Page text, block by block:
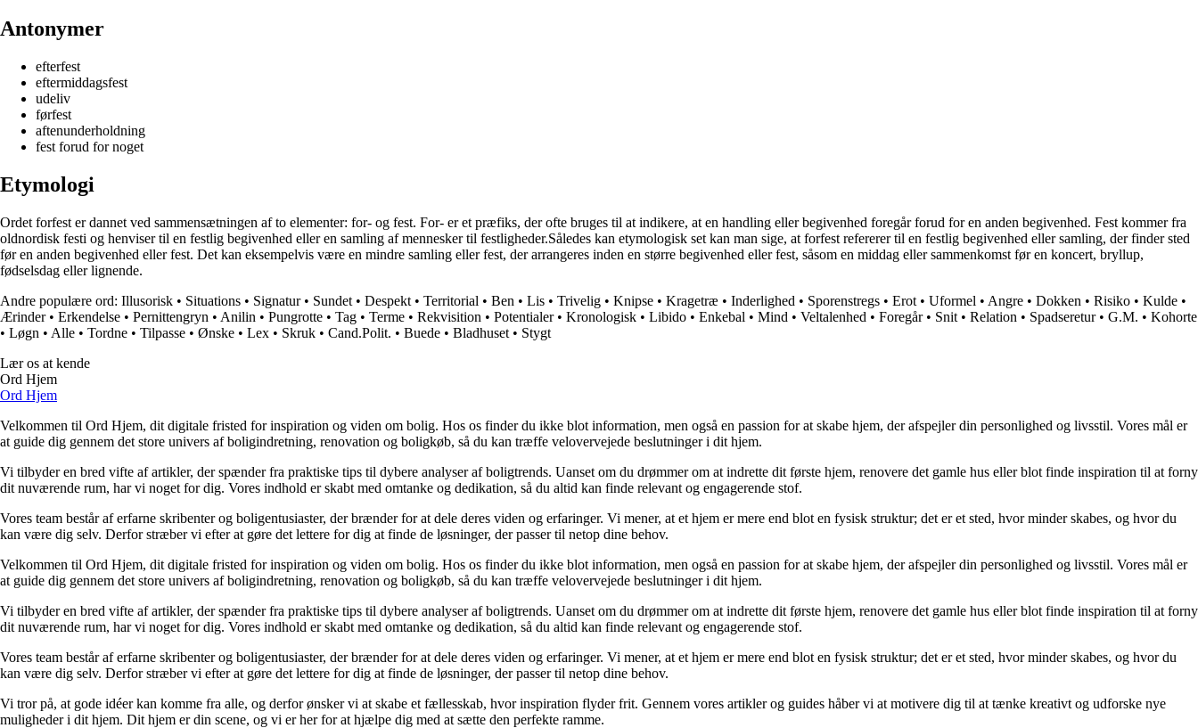
Antonymer
efterfest
eftermiddagsfest
udeliv
førfest
aftenunderholdning
fest forud for noget
Etymologi
Ordet forfest er dannet ved sammensætningen af to elementer: for- og fest. For- er et præfiks, der ofte bruges til at indikere, at en handling eller begivenhed foregår forud for en anden begivenhed. Fest kommer fra
oldnordisk festi og henviser til en festlig begivenhed eller en samling af mennesker til festligheder.Således kan etymologisk set kan man sige, at forfest refererer til en festlig begivenhed eller samling, der finder sted
før en anden begivenhed eller fest. Det kan eksempelvis være en mindre samling eller fest, der arrangeres inden en større begivenhed eller fest, såsom en middag eller sammenkomst før en koncert, bryllup,
fødselsdag eller lignende.
Andre populære ord: Illusorisk • Situations • Signatur• Sundet • Despekt • Territorial • Ben • Lis • Trivelig • Knipse • Kragetræ • Inderlighed • Sporenstregs • Erot • Uformel • Angre • Dokken • Risiko • Kulde •
Ærinder• Erkendelse • Pernittengryn • Anilin • Pungrotte • Tag • Terme • Rekvisition • Potentialer• Kronologisk • Libido • Enkebal • Mind • Veltalenhed • Foregår• Snit • Relation • Spadseretur• G.M. • Kohorte
• Løgn • Alle • Tordne • Tilpasse • Ønske • Lex • Skruk • Cand.Polit. • Buede • Bladhuset • Stygt
Lær os at kende
Ord Hjem
Ord Hjem
Velkommen til Ord Hjem, dit digitale fristed for inspiration og viden om bolig. Hos os finder du ikke blot information, men også en passion for at skabe hjem, der afspejler din personlighed og livsstil. Vores mål er
at guide dig gennem det store univers af boligindretning, renovation og boligkøb, så du kan træffe velovervejede beslutninger i dit hjem.
Vi tilbyder en bred vifte af artikler, der spænder fra praktiske tips til dybere analyser af boligtrends. Uanset om du drømmer om at indrette dit første hjem, renovere det gamle hus eller blot finde inspiration til at forny
dit nuværende rum, har vi noget for dig. Vores indhold er skabt med omtanke og dedikation, så du altid kan finde relevant og engagerende stof.
Vores team består af erfarne skribenter og boligentusiaster, der brænder for at dele deres viden og erfaringer. Vi mener, at et hjem er mere end blot en fysisk struktur; det er et sted, hvor minder skabes, og hvor du
kan være dig selv. Derfor stræber vi efter at gøre det lettere for dig at finde de løsninger, der passer til netop dine behov.
Velkommen til Ord Hjem, dit digitale fristed for inspiration og viden om bolig. Hos os finder du ikke blot information, men også en passion for at skabe hjem, der afspejler din personlighed og livsstil. Vores mål er
at guide dig gennem det store univers af boligindretning, renovation og boligkøb, så du kan træffe velovervejede beslutninger i dit hjem.
Vi tilbyder en bred vifte af artikler, der spænder fra praktiske tips til dybere analyser af boligtrends. Uanset om du drømmer om at indrette dit første hjem, renovere det gamle hus eller blot finde inspiration til at forny
dit nuværende rum, har vi noget for dig. Vores indhold er skabt med omtanke og dedikation, så du altid kan finde relevant og engagerende stof.
Vores team består af erfarne skribenter og boligentusiaster, der brænder for at dele deres viden og erfaringer. Vi mener, at et hjem er mere end blot en fysisk struktur; det er et sted, hvor minder skabes, og hvor du
kan være dig selv. Derfor stræber vi efter at gøre det lettere for dig at finde de løsninger, der passer til netop dine behov.
Vi tror på, at gode idéer kan komme fra alle, og derfor ønsker vi at skabe et fællesskab, hvor inspiration flyder frit. Gennem vores artikler og guides håber vi at motivere dig til at tænke kreativt og udforske nye
muligheder i dit hjem. Dit hjem er din scene, og vi er her for at hjælpe dig med at sætte den perfekte ramme.